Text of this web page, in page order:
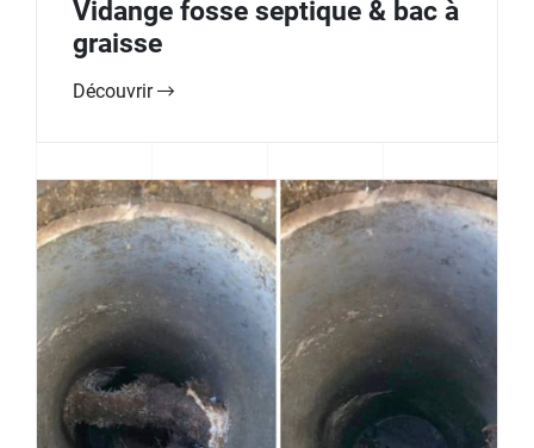
Vidange fosse septique & bac à
graisse
Découvrir